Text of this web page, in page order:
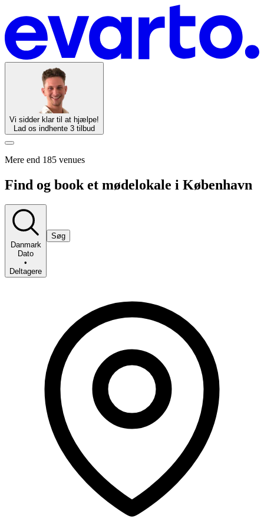
Vi sidder klar til at hjælpe!
Lad os indhente 3 tilbud
Mere end 185 venues
Find og book et mødelokale i København
Danmark
Dato
•
Deltagere
Søg